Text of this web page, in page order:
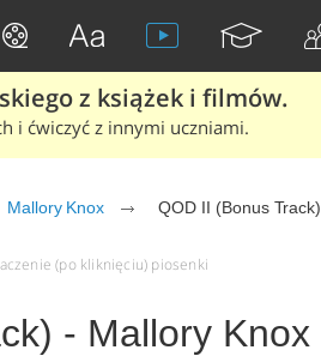
z książek i filmów.
i ćwiczyć z innymi uczniami.
Mallory Knox QOD II (Bonus Track)
(po kliknięciu) piosenki
- Mallory Knox